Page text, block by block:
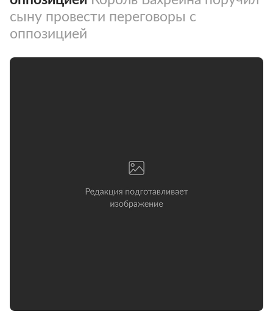
сыну провести переговоры с
оппозицией